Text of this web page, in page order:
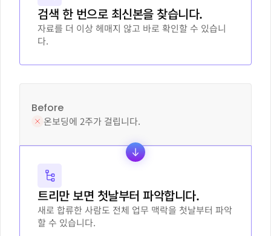
검색 한 번으로 최신본을 찾습니다.
자료를 더 이상 헤매지 않고 바로 확인할 수 있습니
다.
Before
온보딩에 2주가 걸립니다.
트리만 보면 첫날부터 파악합니다.
새로 합류한 사람도 전체 업무 맥락을 첫날부터 파악
할 수 있습니다.